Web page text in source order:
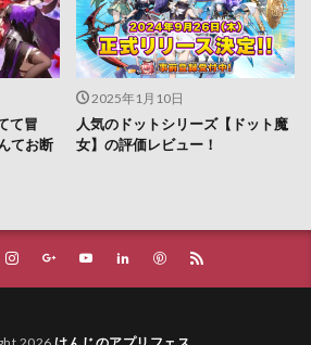
て冒
てお断
2025年1月10日
人気のドットシリーズ【ドット魔
女】の評価レビュー！